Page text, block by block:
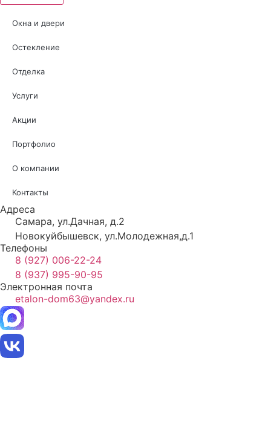
Окна и двери
Остекление
Отделка
Услуги
Акции
Портфолио
О компании
Контакты
Адреса
Самара, ул.Дачная, д.2
Новокуйбышевск, ул.Молодежная,д.1
Телефоны
8 (927) 006-22-24
8 (937) 995-90-95
Электронная почта
etalon-dom63@yandex.ru